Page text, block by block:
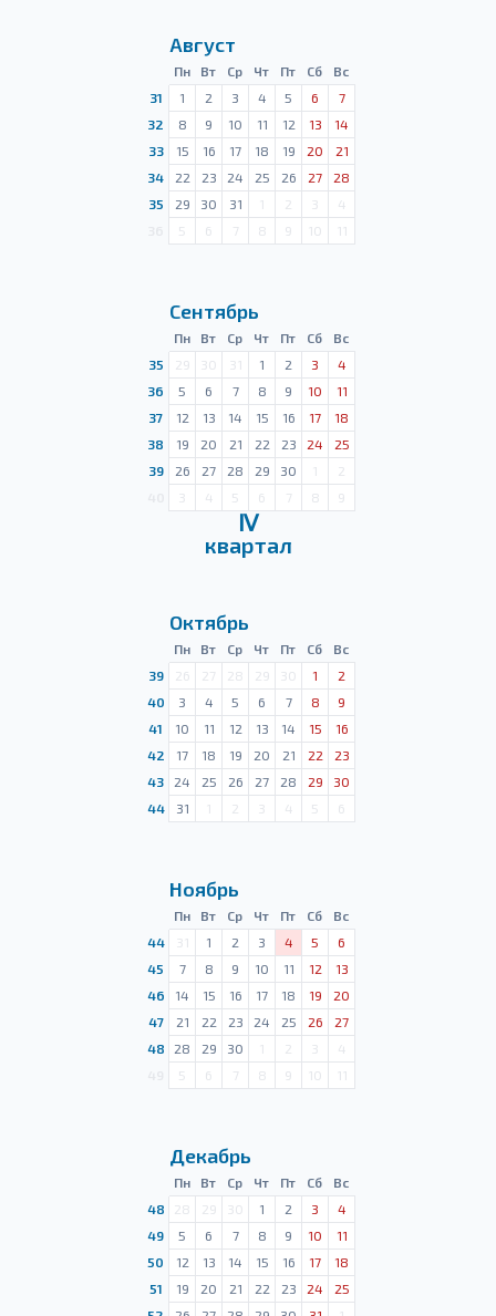
Август
Пн Вт Ср Чт Пт Сб
Вс
31
1 2 3 4 5 6
7
32
8 9 10 11 12 13
14
33
15 16 17 18 19 20
21
34
22 23 24 25 26 27
28
35
29 30 31 1 2 3
4
5 6 7 8 9 10 11
Сентябрь
Пн Вт Ср Чт Пт Сб
Вс
35
29 30 31 1 2 3
4
36
5 6 7 8 9 10
11
37
12 13 14 15 16 17
18
38
19 20 21 22 23 24
25
39
26 27 28 29 30 1
2
3 4 5 6 7 8 9
Ⅳ
квартал
Октябрь
Пн Вт Ср Чт Пт Сб
Вс
39
26 27 28 29 30 1
2
40
3 4 5 6 7 8
9
41
10 11 12 13 14 15
16
42
17 18 19 20 21 22
23
43
24 25 26 27 28 29
30
44
31 1 2 3 4 5 6
Ноябрь
Пн Вт Ср Чт Пт Сб
Вс
44
31 1 2 3 4 5
6
45
7 8 9 10 11 12
13
46
14 15 16 17 18 19
20
47
21 22 23 24 25 26
27
48
28 29 30 1 2 3
4
5 6 7 8 9 10 11
Декабрь
Пн Вт Ср Чт Пт Сб
Вс
48
28 29 30 1 2 3
4
49
5 6 7 8 9 10
11
50
12 13 14 15 16 17
18
51
19 20 21 22 23 24
25